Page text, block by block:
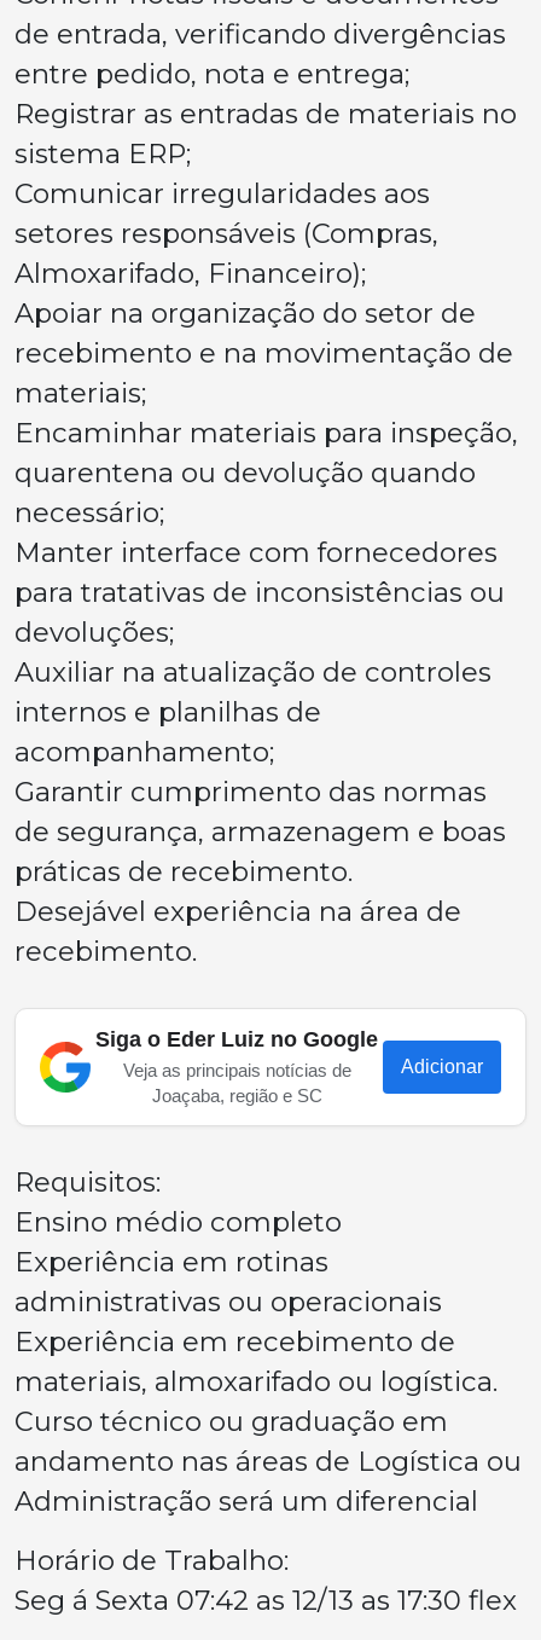
de entrada, verificando divergências
entre pedido, nota e entrega;
Registrar as entradas de materiais no
sistema ERP;
Comunicar irregularidades aos
setores responsáveis (Compras,
Almoxarifado, Financeiro);
Apoiar na organização do setor de
recebimento e na movimentação de
materiais;
Encaminhar materiais para inspeção,
quarentena ou devolução quando
necessário;
Manter interface com fornecedores
para tratativas de inconsistências ou
devoluções;
Auxiliar na atualização de controles
internos e planilhas de
acompanhamento;
Garantir cumprimento das normas
de segurança, armazenagem e boas
práticas de recebimento.
Desejável experiência na área de
recebimento.
Siga o Eder Luiz no Google
Veja as principais notícias de
Joaçaba, região e SC
Adicionar
Requisitos:
Ensino médio completo
Experiência em rotinas
administrativas ou operacionais
Experiência em recebimento de
materiais, almoxarifado ou logística.
Curso técnico ou graduação em
andamento nas áreas de Logística ou
Administração será um diferencial
Horário de Trabalho:
Seg á Sexta 07:42 as 12/13 as 17:30 flex